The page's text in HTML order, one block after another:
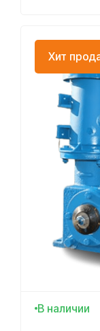
Хит
В наличии